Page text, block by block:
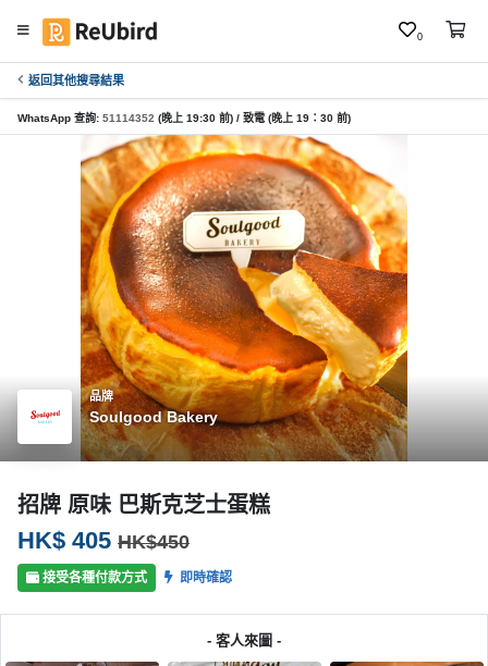
0
返回其他搜尋結果
WhatsApp 查詢: 51114352 (晚上 19:30 前) / 致電 (晚上 19：30 前)
繁
中
E
服
務
產
分
類
品牌
Soulgood Bakery
招牌 原味 巴斯克芝士蛋糕
HK$ 405 HK$450
接受各種付款方式 即時確認
- 客人來圖 -